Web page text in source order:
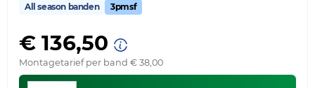
All season banden 3pmsf
€ 136,50
Montagetarief per band € 38,00